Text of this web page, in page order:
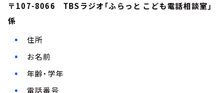
〒107-8066 TBSラジオ「ふらっと こども電話相談室」
係
住所
お名前
年齢・学年
電話番号